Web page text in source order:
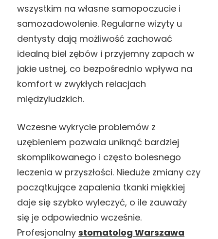
wszystkim na własne samopoczucie i
samozadowolenie. Regularne wizyty u
dentysty dają możliwość zachować
idealną biel zębów i przyjemny zapach w
jakie ustnej, co bezpośrednio wpływa na
komfort w zwykłych relacjach
międzyludzkich.
Wczesne wykrycie problemów z
uzębieniem pozwala uniknąć bardziej
skomplikowanego i często bolesnego
leczenia w przyszłości. Nieduże zmiany czy
początkujące zapalenia tkanki miękkiej
daje się szybko wyleczyć, o ile zauważy
się je odpowiednio wcześnie.
Profesjonalny stomatolog Warszawa